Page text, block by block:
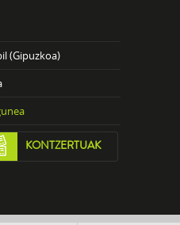
(Gipuzkoa)
KONTZERTUAK